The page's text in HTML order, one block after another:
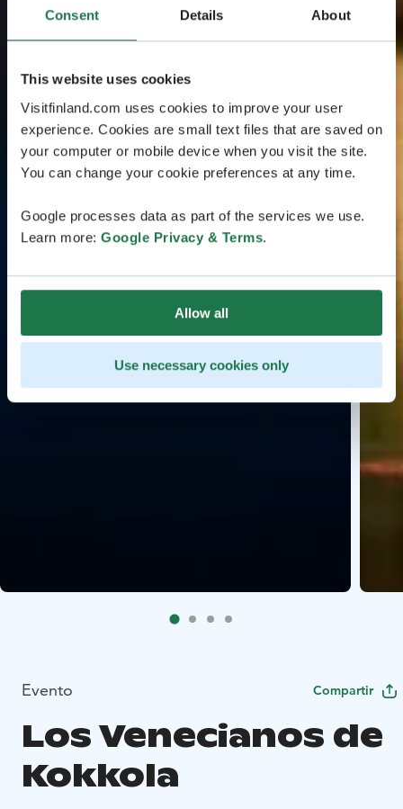
Consent Details About
This website uses cookies
Visitfinland.com uses cookies to improve your user
experience. Cookies are small text files that are saved on
your computer or mobile device when you visit the site.
You can change your cookie preferences at any time.
Google processes data as part of the services we use.
Learn more: Google Privacy & Terms.
Allow all
Use necessary cookies only
Evento Compartir
Los Venecianos de
Kokkola